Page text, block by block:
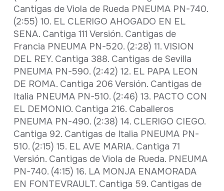
Cantigas de Viola de Rueda PNEUMA PN-740.
(2:55) 10. EL CLERIGO AHOGADO EN EL
SENA. Cantiga 111 Versión. Cantigas de
Francia PNEUMA PN-520. (2:28) 11. VISION
DEL REY. Cantiga 388. Cantigas de Sevilla
PNEUMA PN-590. (2:42) 12. EL PAPA LEON
DE ROMA. Cantiga 206 Versión. Cantigas de
Italia PNEUMA PN-510. (2:46) 13. PACTO CON
EL DEMONIO. Cantiga 216. Caballeros
PNEUMA PN-490. (2:38) 14. CLERIGO CIEGO.
Cantiga 92. Cantigas de Italia PNEUMA PN-
510. (2:15) 15. EL AVE MARIA. Cantiga 71
Versión. Cantigas de Viola de Rueda. PNEUMA
PN-740. (4:15) 16. LA MONJA ENAMORADA
EN FONTEVRAULT. Cantiga 59. Cantigas de